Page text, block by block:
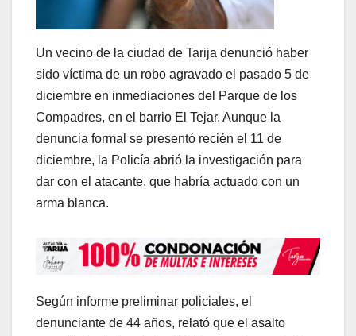
Un vecino de la ciudad de Tarija denunció haber
sido víctima de un robo agravado el pasado 5 de
diciembre en inmediaciones del Parque de los
Compadres, en el barrio El Tejar. Aunque la
denuncia formal se presentó recién el 11 de
diciembre, la Policía abrió la investigación para
dar con el atacante, que habría actuado con un
arma blanca.
Según informe preliminar policiales, el
denunciante de 44 años, relató que el asalto